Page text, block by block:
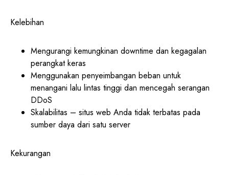
Kelebihan
Mengurangi kemungkinan downtime dan kegagalan
perangkat keras
Menggunakan penyeimbangan beban untuk
menangani lalu lintas tinggi dan mencegah serangan
DDoS
Skalabilitas – situs web Anda tidak terbatas pada
sumber daya dari satu server
Kekurangan